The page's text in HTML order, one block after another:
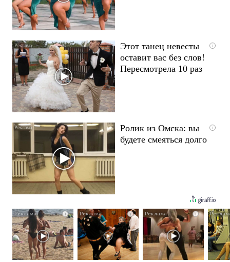
i
Этот танец невесты
оставит вас без слов!
Пересмотрела 10 раз
i
Ролик из Омска: вы
будете смеяться долго
i i i